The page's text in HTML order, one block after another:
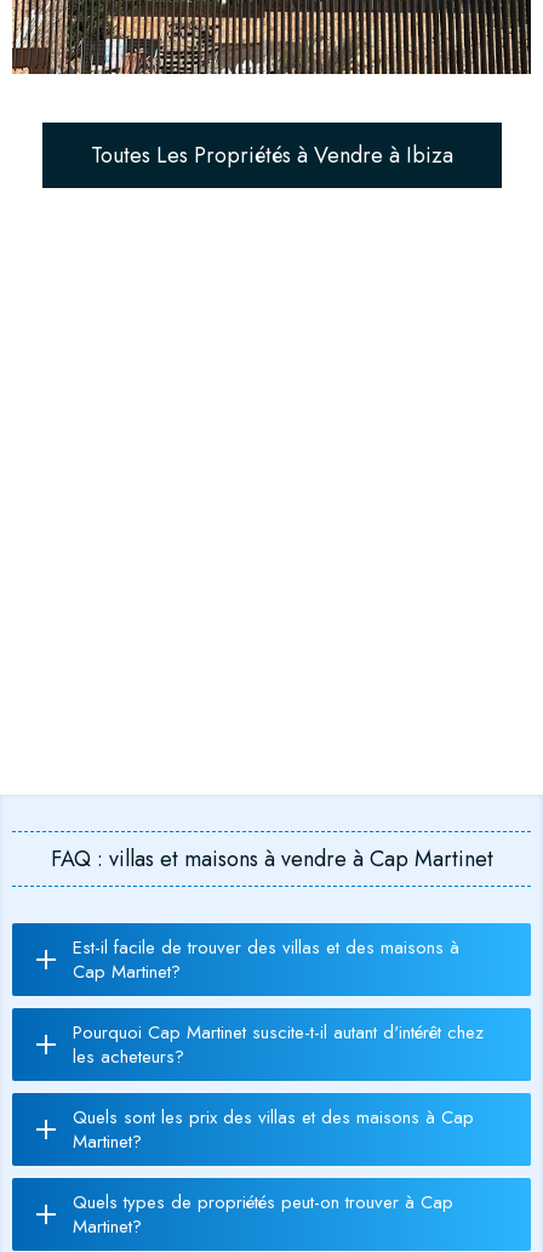
Toutes Les Propriétés à Vendre à Ibiza
FAQ : villas et maisons à vendre à Cap Martinet
Est-il facile de trouver des villas et des maisons à
Cap Martinet?
Pourquoi Cap Martinet suscite-t-il autant d'intérêt chez
les acheteurs?
Quels sont les prix des villas et des maisons à Cap
Martinet?
Quels types de propriétés peut-on trouver à Cap
Martinet?